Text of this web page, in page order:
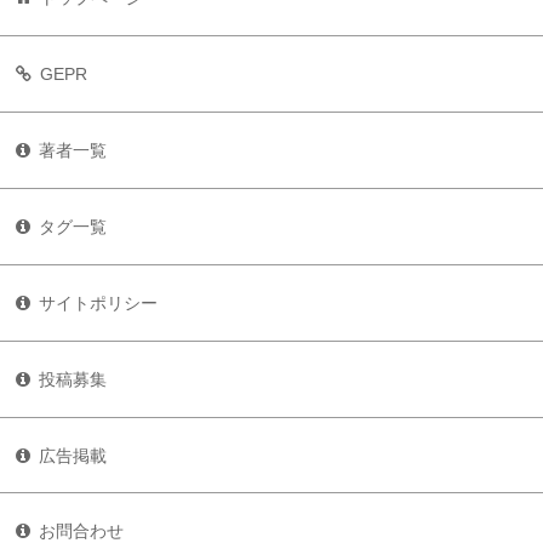
GEPR
著者一覧
タグ一覧
サイトポリシー
投稿募集
広告掲載
お問合わせ